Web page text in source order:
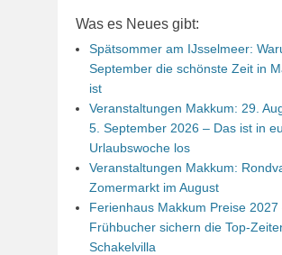
Was es Neues gibt:
Spätsommer am IJsselmeer:
September die schönste Zeit in
ist
Veranstaltungen Makkum: 29.
5. September 2026 – Das ist in
Urlaubswoche los
Veranstaltungen Makkum:
Zomermarkt im August
Ferienhaus Makkum Preise 2027
Frühbucher sichern die Top-
Schakelvilla